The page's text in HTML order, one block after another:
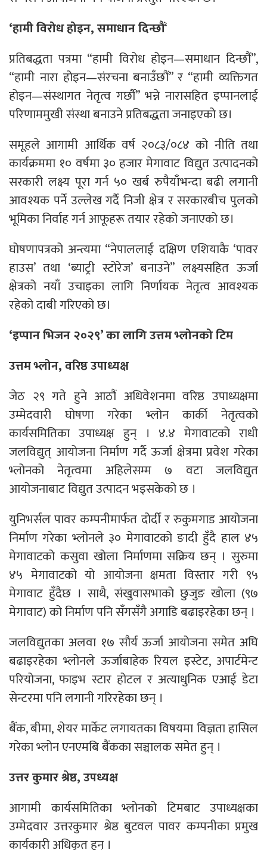
‘हामी विरोध होइन, समाधान दिन्छौं‘
प्रतिबद्धता पत्रमा “हामी विरोध होइन—समाधान दिन्छौं”,
“हामी नारा होइन—संरचना बनाउँछौं” र “हामी व्यक्तिगत
होइन—संस्थागत नेतृत्व गर्छौं” भन्ने नारासहित इप्पानलाई
परिणाममुखी संस्था बनाउने प्रतिबद्धता जनाइएको छ।
समूहले आगामी आर्थिक वर्ष २०८३/०८४ को नीति तथा
कार्यक्रममा १० वर्षमा ३० हजार मेगावाट विद्युत उत्पादनको
सरकारी लक्ष्य पूरा गर्न ५० खर्ब रुपैयाँभन्दा बढी लगानी
आवश्यक पर्ने उल्लेख गर्दै निजी क्षेत्र र सरकारबीच पुलको
भूमिका निर्वाह गर्न आफूहरू तयार रहेको जनाएको छ।
घोषणापत्रको अन्त्यमा “नेपाललाई दक्षिण एशियाकै ‘पावर
हाउस’ तथा ‘ब्याट्री स्टोरेज’ बनाउने” लक्ष्यसहित ऊर्जा
क्षेत्रको नयाँ उचाइका लागि निर्णायक नेतृत्व आवश्यक
रहेको दाबी गरिएको छ।
‘इप्पान भिजन २०२९’ का लागि उत्तम भ्लोनको टिम
उत्तम भ्लोन, वरिष्ठ उपाध्यक्ष
जेठ २९ गते हुने आठौं अधिवेशनमा वरिष्ठ उपाध्यक्षमा
उम्मेदवारी घोषणा गरेका भ्लोन कार्की नेतृत्वको
कार्यसमितिका उपाध्यक्ष हुन् । ४.४ मेगावाटको राधी
जलविद्युत् आयोजना निर्माण गर्दै ऊर्जा क्षेत्रमा प्रवेश गरेका
भ्लोनको नेतृत्वमा अहिलेसम्म ७ वटा जलविद्युत
आयोजनाबाट विद्युत उत्पादन भइसकेको छ ।
युनिभर्सल पावर कम्पनीमार्फत दोर्दी र रुकुमगाड आयोजना
निर्माण गरेका भ्लोनले ३० मेगावाटको ङादी हुँदै हाल ४५
मेगावाटको कसुवा खोला निर्माणमा सक्रिय छन् । सुरुमा
४५ मेगावाटको यो आयोजना क्षमता विस्तार गरी ९५
मेगावाट हुँदैछ । साथै, संखुवासभाको छुजुङ खोला (९७
मेगावाट) को निर्माण पनि सँगसँगै अगाडि बढाइरहेका छन् ।
जलविद्युतका अलवा १७ सौर्य ऊर्जा आयोजना समेत अघि
बढाइरहेका भ्लोनले ऊर्जाबाहेक रियल इस्टेट, अपार्टमेन्ट
परियोजना, फाइभ स्टार होटल र अत्याधुनिक एआई डेटा
सेन्टरमा पनि लगानी गरिरहेका छन् ।
बैंक, बीमा, शेयर मार्केट लगायतका विषयमा विज्ञता हासिल
गरेका भ्लोन एनएमबि बैंकका सञ्चालक समेत हुन् ।
उत्तर कुमार श्रेष्ठ, उपध्यक्ष
आगामी कार्यसमितिका भ्लोनको टिमबाट उपाध्यक्षका
उम्मेदवार उत्तरकुमार श्रेष्ठ बुटवल पावर कम्पनीका प्रमुख
कार्यकारी अधिकृत हुन् ।